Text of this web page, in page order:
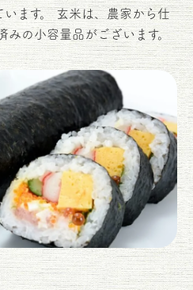
ます。 玄米は、農家から仕
みの小容量品がございます。